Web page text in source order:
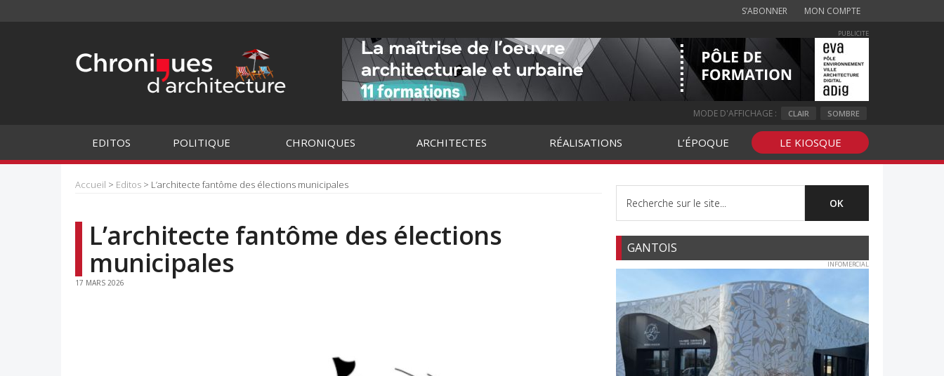
S’ABONNER MON COMPTE
PUBLICITE
MODE D'AFFICHAGE : CLAIR SOMBRE
EDITOS POLITIQUE CHRONIQUES ARCHITECTES RÉALISATIONS L’ÉPOQUE LE KIOSQUE
Accueil > Editos > L’architecte fantôme des élections municipales
L’architecte fantôme des élections
municipales
17 MARS 2026
GANTOIS
INFOMERCIAL